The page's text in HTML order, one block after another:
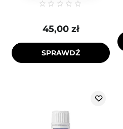
45,00 zł
SPRAWDŹ